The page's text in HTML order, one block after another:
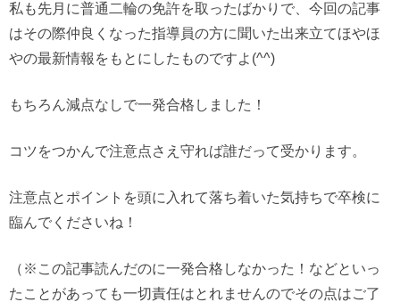
私も先月に普通二輪の免許を取ったばかりで、今回の記事
はその際仲良くなった指導員の方に聞いた出来立てほやほ
やの最新情報をもとにしたものですよ(^^)
もちろん減点なしで一発合格しました！
コツをつかんで注意点さえ守れば誰だって受かります。
注意点とポイントを頭に入れて落ち着いた気持ちで卒検に
臨んでくださいね！
（※この記事読んだのに一発合格しなかった！などといっ
たことがあっても一切責任はとれませんのでその点はご了